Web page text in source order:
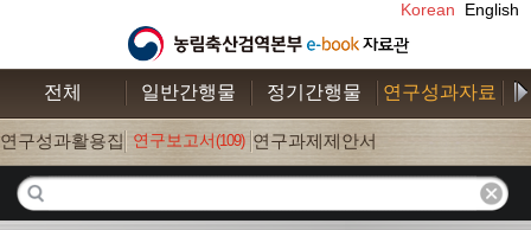
Korean English
전체 일반간행물 정기간행물 연구성과자료
연구성과활용집 (26)
연구보고서(109) 연구과제제안서